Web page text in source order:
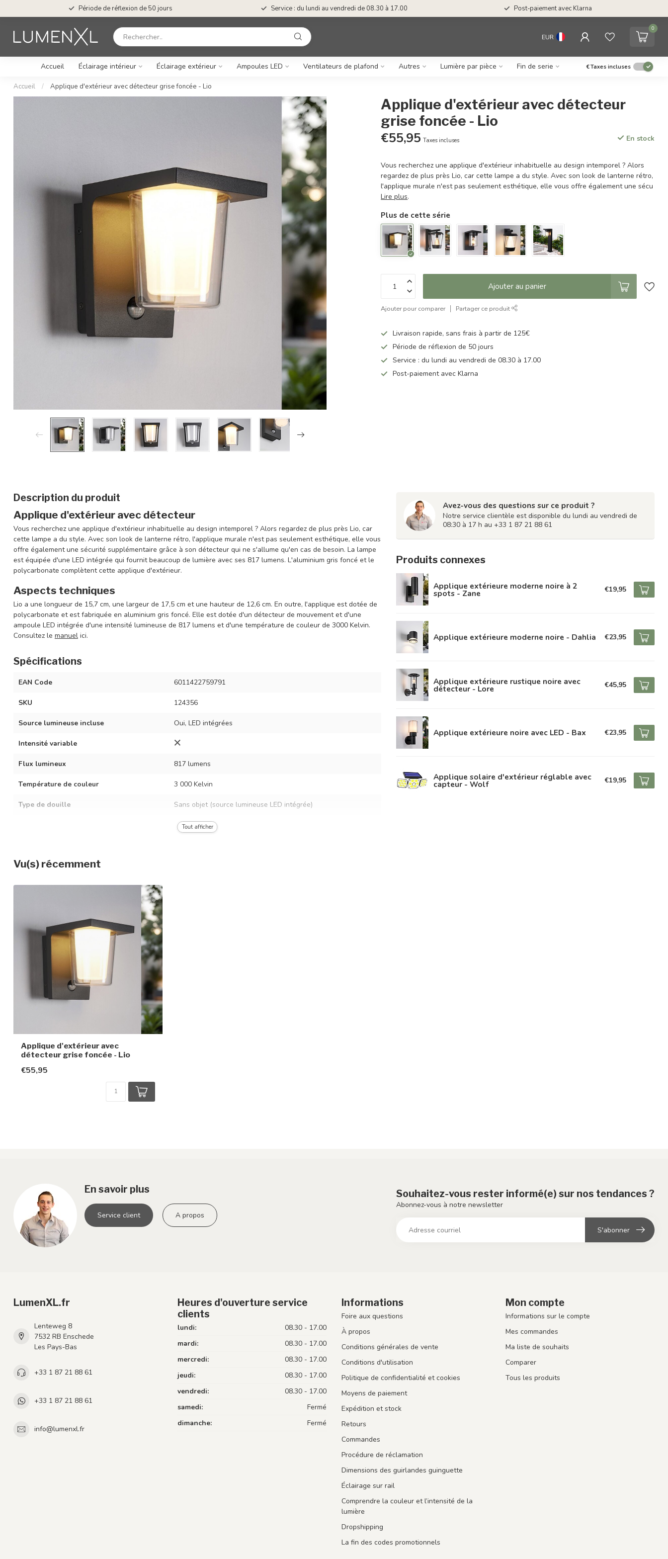
Période de réflexion de 50 jours Service : du lundi au vendredi de 08.30 à 17.00 Post-paiement avec Klarna
EUR
0
Accueil Éclairage intérieur Éclairage extérieur Ampoules LED Ventilateurs de plafond Autres Lumière par pièce Fin de serie €Taxes incluses
Accueil / Applique d'extérieur avec détecteur grise foncée - Lio
Applique d'extérieur avec détecteur
grise foncée - Lio
€55,95 Taxes incluses En stock
Vous recherchez une applique d'extérieur inhabituelle au design intemporel ? Alors
regardez de plus près Lio, car cette lampe a du style. Avec son look de lanterne rétro,
l'applique murale n'est pas seulement esthétique, elle vous offre également une sécu
Lire plus.
Plus de cette série
Ajouter au panier
Ajouter pour comparer Partager ce produit
Livraison rapide, sans frais à partir de 125€
Période de réflexion de 50 jours
Service : du lundi au vendredi de 08.30 à 17.00
Post-paiement avec Klarna
Description du produit
Applique d'extérieur avec détecteur
Vous recherchez une applique d'extérieur inhabituelle au design intemporel ? Alors regardez de plus près Lio, car
cette lampe a du style. Avec son look de lanterne rétro, l'applique murale n'est pas seulement esthétique, elle vous
offre également une sécurité supplémentaire grâce à son détecteur qui ne s'allume qu'en cas de besoin. La lampe
est équipée d'une LED intégrée qui fournit beaucoup de lumière avec ses 817 lumens. L'aluminium gris foncé et le
polycarbonate complètent cette applique d'extérieur.
Aspects techniques
Lio a une longueur de 15,7 cm, une largeur de 17,5 cm et une hauteur de 12,6 cm. En outre, l'applique est dotée de
polycarbonate et est fabriquée en aluminium gris foncé. Elle est dotée d'un détecteur de mouvement et d'une
ampoule LED intégrée d'une intensité lumineuse de 817 lumens et d'une température de couleur de 3000 Kelvin.
Consultez le manuel ici.
Spécifications
EAN Code 6011422759791
SKU 124356
Source lumineuse incluse Oui, LED intégrées
Intensité variable
Flux lumineux 817 lumens
Température de couleur 3 000 Kelvin
Type de douille Sans objet (source lumineuse LED intégrée)
13,5 W
Fréquence
Temps d'allumage
Couleur du luminaire
Matériau
Dimensions
Indice de protection
Tout afficher
Avez-vous des questions sur ce produit ?
Notre service clientèle est disponible du lundi au vendredi de
08:30 à 17 h au +33 1 87 21 88 61
Produits connexes
Applique extérieure moderne noire à 2
spots - Zane €19,95
Applique extérieure moderne noire - Dahlia €23,95
Applique extérieure rustique noire avec
détecteur - Lore €45,95
Applique extérieure noire avec LED - Bax €23,95
Applique solaire d'extérieur réglable avec
capteur - Wolf €19,95
Vu(s) récemment
Applique d'extérieur avec
détecteur grise foncée - Lio
€55,95
En savoir plus
Service client A propos
Souhaitez-vous rester informé(e) sur nos tendances ?
Abonnez-vous à notre newsletter
S'abonner
LumenXL.fr
Lenteweg 8
7532 RB Enschede
Les Pays-Bas
+33 1 87 21 88 61
+33 1 87 21 88 61
info@lumenxl.fr
Heures d'ouverture service
clients
lundi:
08.30 - 17.00
mardi:
08.30 - 17.00
mercredi:
08.30 - 17.00
jeudi:
08.30 - 17.00
vendredi:
08.30 - 17.00
samedi:
Fermé
dimanche:
Fermé
Informations
Foire aux questions
À propos
Conditions générales de vente
Conditions d'utilisation
Politique de confidentialité et cookies
Moyens de paiement
Expédition et stock
Retours
Commandes
Procédure de réclamation
Dimensions des guirlandes guinguette
Éclairage sur rail
Comprendre la couleur et l’intensité de la
lumière
Dropshipping
La fin des codes promotionnels
Mon compte
Informations sur le compte
Mes commandes
Ma liste de souhaits
Comparer
Tous les produits